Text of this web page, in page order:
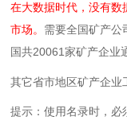
在大数据时代，没有数
市场。 需要全国矿产公
国共20061家矿产企业
其它省市地区矿产企业
提示：使用名录时，必